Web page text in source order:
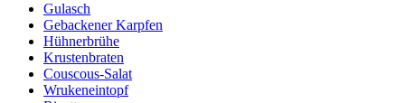
Gulasch
Gebackener Karpfen
Hühnerbrühe
Krustenbraten
Couscous-Salat
Wrukeneintopf